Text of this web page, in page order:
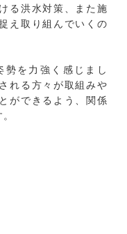
る洪水対策、また施
え取り組んでいくの
勢を力強く感じまし
れる方々が取組みや
ができるよう、関係